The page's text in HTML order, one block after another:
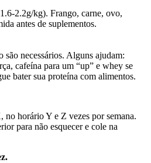
2.2g/kg). Frango, carne, ovo,
antes de suplementos.
são necessários. Alguns ajudam:
cafeína para um “up” e whey se
bater sua proteína com alimentos.
no horário Y e Z vezes por semana.
para não esquecer e cole na